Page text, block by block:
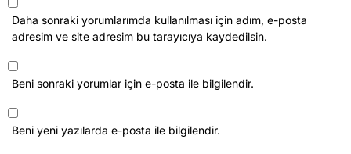
Daha sonraki yorumlarımda kullanılması için adım, e-posta
adresim ve site adresim bu tarayıcıya kaydedilsin.
Beni sonraki yorumlar için e-posta ile bilgilendir.
Beni yeni yazılarda e-posta ile bilgilendir.